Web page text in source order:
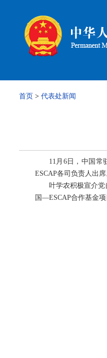
首页 > 代表处新闻
11月6日，中国常
ESCAP各司负责人出席
叶学农积极宣介
国—ESCAP合作基金